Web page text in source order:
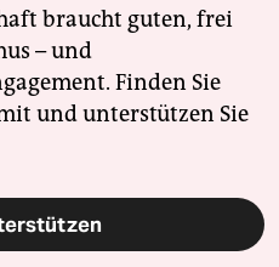
braucht guten, frei
– und
Finden Sie
und unterstützen Sie